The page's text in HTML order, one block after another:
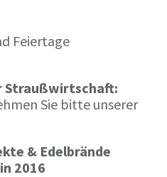
Feiertage
Straußwirtschaft:
Sie bitte unserer
& Edelbrände
2016